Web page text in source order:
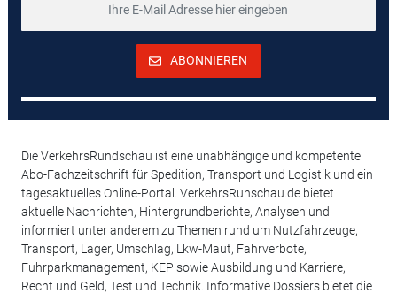
ABONNIEREN
Die VerkehrsRundschau ist eine unabhängige und kompetente
Abo-Fachzeitschrift für Spedition, Transport und Logistik und ein
tagesaktuelles Online-Portal. VerkehrsRunschau.de bietet
aktuelle Nachrichten, Hintergrundberichte, Analysen und
informiert unter anderem zu Themen rund um Nutzfahrzeuge,
Transport, Lager, Umschlag, Lkw-Maut, Fahrverbote,
Fuhrparkmanagement, KEP sowie Ausbildung und Karriere,
Recht und Geld, Test und Technik. Informative Dossiers bietet die